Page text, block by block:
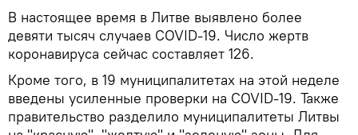
В настоящее время в Литве выявлено более
девяти тысяч случаев COVID-19. Число жертв
коронавируса сейчас составляет 126.
Кроме того, в 19 муниципалитетах на этой неделе
введены усиленные проверки на COVID-19. Также
правительство разделило муниципалитеты Литвы